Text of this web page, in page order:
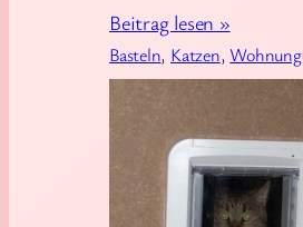
Basteln, Katzen, Wohnung
Beitrag lesen »:
K
a
z
e
n